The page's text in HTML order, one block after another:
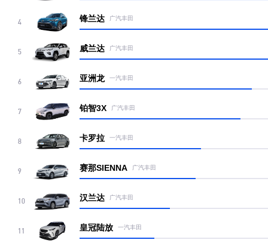
4 锋兰达 广汽丰田
5 威兰达 广汽丰田
6 亚洲龙 一汽丰田
7 铂智3X 广汽丰田
8 卡罗拉 一汽丰田
9 赛那SIENNA 广汽丰田
10 汉兰达 广汽丰田
11 皇冠陆放 一汽丰田